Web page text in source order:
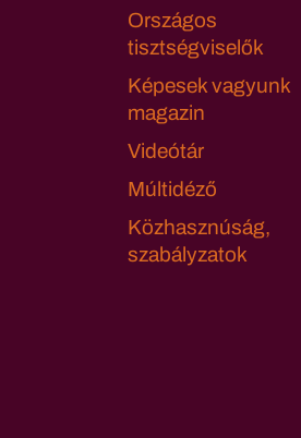
Országos
tisztségviselők
Képesek vagyunk
magazin
Videótár
Múltidéző
Közhasznúság,
szabályzatok